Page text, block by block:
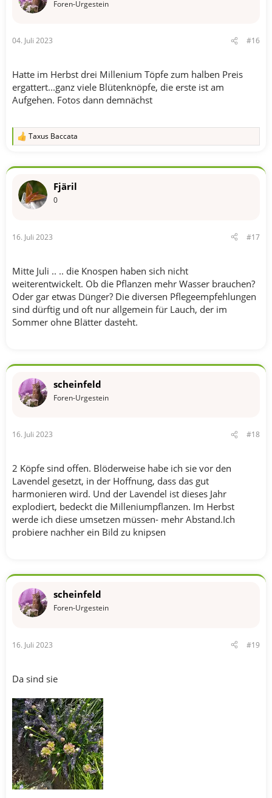
Foren-Urgestein
04. Juli 2023 #16
Hatte im Herbst drei Millenium Töpfe zum halben Preis
ergattert...ganz viele Blütenknöpfe, die erste ist am
Aufgehen. Fotos dann demnächst
R
k
o
:
Taxus Baccata
Fjäril
0
16. Juli 2023 #17
Mitte Juli .. .. die Knospen haben sich nicht
weiterentwickelt. Ob die Pflanzen mehr Wasser brauchen?
Oder gar etwas Dünger? Die diversen Pflegeempfehlungen
sind dürftig und oft nur allgemein für Lauch, der im
Sommer ohne Blätter dasteht.
scheinfeld
Foren-Urgestein
16. Juli 2023 #18
2 Köpfe sind offen. Blöderweise habe ich sie vor den
Lavendel gesetzt, in der Hoffnung, dass das gut
harmonieren wird. Und der Lavendel ist dieses Jahr
explodiert, bedeckt die Milleniumpflanzen. Im Herbst
werde ich diese umsetzen müssen- mehr Abstand.Ich
probiere nachher ein Bild zu knipsen
scheinfeld
Foren-Urgestein
16. Juli 2023 #19
Da sind sie